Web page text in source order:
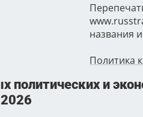
названия
Политика
и